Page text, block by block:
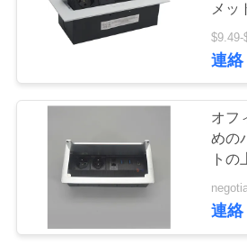
合
CONFERENCE
ROOM
モーターを
れたTVの上
メッ
ぽん
$9.49-
連絡
オフ
めの
ト
シ
連絡